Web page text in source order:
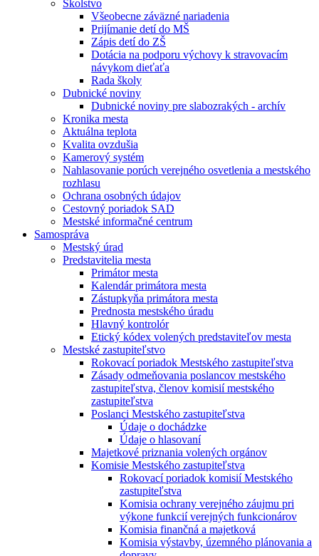
Školstvo
Všeobecne záväzné nariadenia
Prijímanie detí do MŠ
Zápis detí do ZŠ
Dotácia na podporu výchovy k stravovacím
návykom dieťaťa
Rada školy
Dubnické noviny
Dubnické noviny pre slabozrakých - archív
Kronika mesta
Aktuálna teplota
Kvalita ovzdušia
Kamerový systém
Nahlasovanie porúch verejného osvetlenia a mestského
rozhlasu
Ochrana osobných údajov
Cestovný poriadok SAD
Mestské informačné centrum
Samospráva
Mestský úrad
Predstavitelia mesta
Primátor mesta
Kalendár primátora mesta
Zástupkyňa primátora mesta
Prednosta mestského úradu
Hlavný kontrolór
Etický kódex volených predstaviteľov mesta
Mestské zastupiteľstvo
Rokovací poriadok Mestského zastupiteľstva
Zásady odmeňovania poslancov mestského
zastupiteľstva, členov komisií mestského
zastupiteľstva
Poslanci Mestského zastupiteľstva
Údaje o dochádzke
Údaje o hlasovaní
Majetkové priznania volených orgánov
Komisie Mestského zastupiteľstva
Rokovací poriadok komisií Mestského
zastupiteľstva
Komisia ochrany verejného záujmu pri
výkone funkcií verejných funkcionárov
Komisia finančná a majetková
Komisia výstavby, územného plánovania a